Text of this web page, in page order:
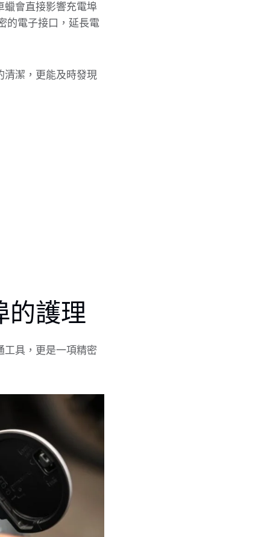
蠟會直接影響充電埠
的電子接口，延長電
清潔，更能及時發現
的護理
工具，更是一項精密